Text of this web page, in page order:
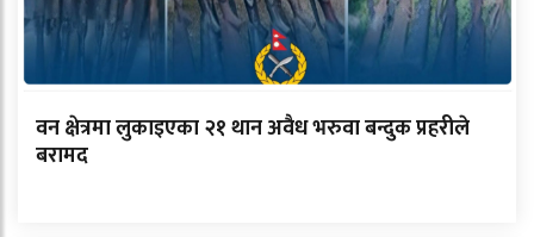
वन क्षेत्रमा लुकाइएका २१ थान अवैध भरुवा बन्दुक प्रहरीले
बरामद